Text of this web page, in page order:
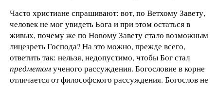
Часто христиане спрашивают: вот, по Ветхому Завету,
человек не мог увидеть Бога и при этом остаться в
живых, почему же по Новому Завету стало возможным
лицезреть Господа? На это можно, прежде всего,
ответить так: нельзя, недопустимо, чтобы Бог стал
предметомученого рассуждения. Богословие в корне
отличается от философского рассуждения. Богослов не